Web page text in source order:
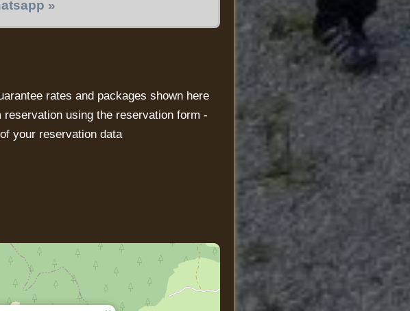
»
rates and packages shown here
using the reservation form -
your reservation data